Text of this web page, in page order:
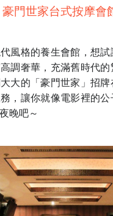
門世家台式按摩會
風格的養生會館，想
調奢華，充滿舊時代的
大的「豪門世家」招
，讓你就像電影裡的
晚吧～